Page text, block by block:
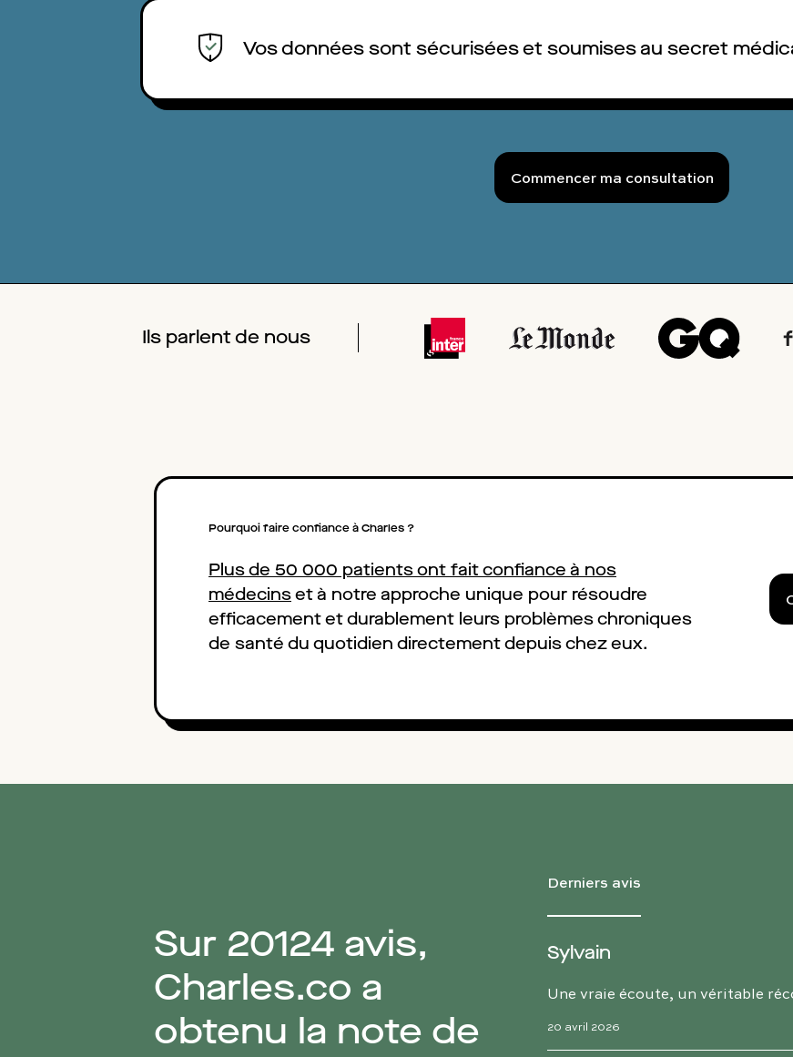
Vos données sont sécurisées et soumises au secret
Commencer ma consultation
Ils parlent de nous
Pourquoi faire confiance à Charles ?
Plus de 50 000 patients ont fait confiance à nos
médecinset à notre approche unique pour résoudre
efficacement et durablement leurs problèmes chroniques
de santé du quotidien directement depuis chez eux.
Sur 20124 avis,
Charles.co a
obtenu la note de
Derniers avis
Sylvain
Une vraie écoute, un véritable
20 avril 2026